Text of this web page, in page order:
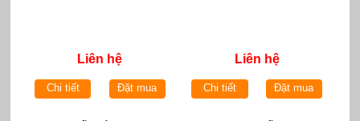
Liên hệ
Chi tiết Đặt mua
Liên hệ
Chi tiết Đặt mua